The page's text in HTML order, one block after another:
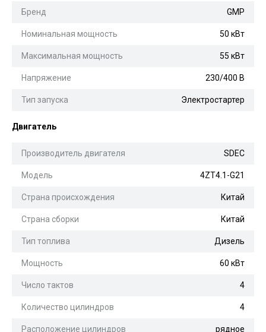
Бренд GMP
Номинальная мощность 50 кВт
Максимальная мощность 55 кВт
Напряжение 230/400 В
Тип запуска Электростартер
Двигатель
Производитель двигателя SDEC
Модель 4ZT4.1-G21
Страна происхождения Китай
Страна сборки Китай
Тип топлива Дизель
Мощность 60 кВт
Число тактов 4
Количество цилиндров 4
Расположение цилиндров рядное